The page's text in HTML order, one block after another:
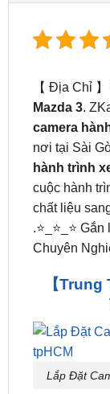
【 Địa Chỉ
camera
nơi tại Sài
hành trình
cuộc hành
chất liệu
.⭐_⭐_⭐
Chuyên
【Trung
Lắp Đặt
Bảng Giá